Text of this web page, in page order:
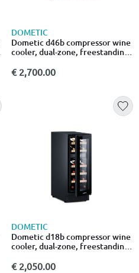
DOMETIC
Dometic d46b compressor wine
cooler, dual-zone, freestanding
€ 2,700.00
DOMETIC
Dometic d18b compressor wine
cooler, dual-zone, freestanding
€ 2,050.00